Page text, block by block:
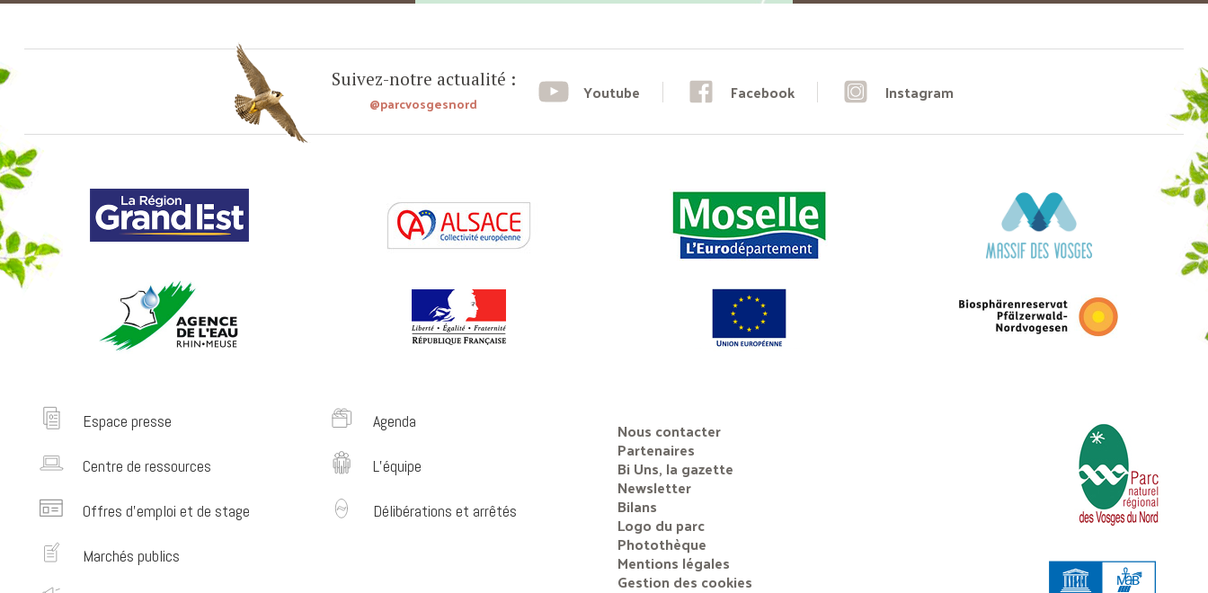
Suivez-notre actualité :
@parcvosgesnord
Youtube Facebook Instagram
Espace presse
Centre de ressources
Offres d’emploi et de stage
Marchés publics
Agenda
L’équipe
Délibérations et arrêtés
Nous contacter
Partenaires
Bi Uns, la gazette
Newsletter
Bilans
Logo du parc
Photothèque
Mentions légales
Gestion des cookies